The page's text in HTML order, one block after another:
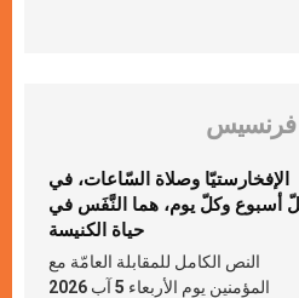
فرنسيس
الإفخارستيّا وصلاة السّاعات، في
أسبوع وكلّ يوم، هما النَّفَس في
حياة الكنيسة
النص الكامل للمقابلة العامّة مع
المؤمنين يوم الأربعاء 5 آب 2026